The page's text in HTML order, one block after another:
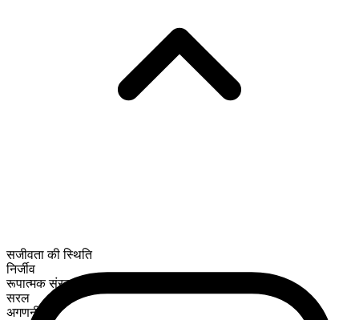
सजीवता की स्थिति
निर्जीव
रूपात्मक संरचना
सरल
अगणनीय